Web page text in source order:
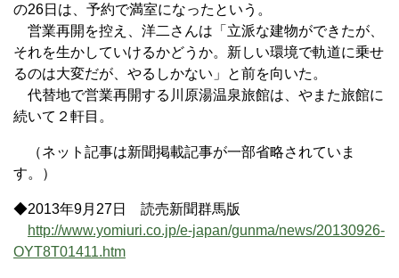
の26日は、予約で満室になったという。
営業再開を控え、洋二さんは「立派な建物ができたが、
それを生かしていけるかどうか。新しい環境で軌道に乗せ
るのは大変だが、やるしかない」と前を向いた。
代替地で営業再開する川原湯温泉旅館は、やまた旅館に
続いて２軒目。
（ネット記事は新聞掲載記事が一部省略されていま
す。）
◆2013年9月27日 読売新聞群馬版
http://www.yomiuri.co.jp/e-japan/gunma/news/20130926-
OYT8T01411.htm